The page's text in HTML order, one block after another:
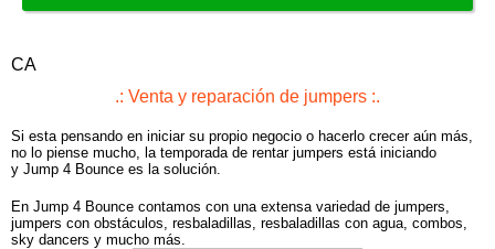
CA
.: Venta y reparación de jumpers :.
Si esta pensando en iniciar su propio negocio o hacerlo crecer aún más,
no lo piense mucho, la temporada de rentar jumpers está iniciando
y Jump 4 Bounce es la solución.
En Jump 4 Bounce contamos con una extensa variedad de jumpers,
jumpers con obstáculos, resbaladillas, resbaladillas con agua, combos,
sky dancers y mucho más.